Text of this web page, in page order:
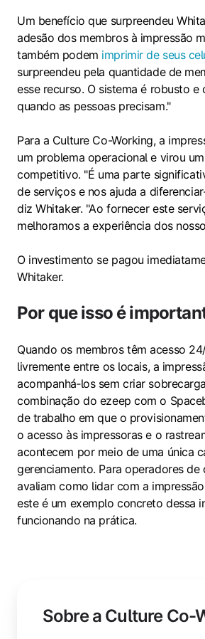
Um benefício que surpreendeu
adesão dos membros à impressão
também podem imprimir de seus
surpreendeu pela quantidade de
esse recurso. O sistema é robusto e
quando as pessoas precisam."
Para a Culture Co-Working, a
um problema operacional e virou
competitivo. "É uma parte
de serviços e nos ajuda a
diz Whitaker. "Ao fornecer este
melhoramos a experiência dos
O investimento se pagou
Whitaker.
Por que isso é
Quando os membros têm acesso
livremente entre os locais, a
acompanhá‑los sem criar
combinação do ezeep com o
de trabalho em que o
o acesso às impressoras e o
acontecem por meio de uma única
gerenciamento. Para operadores
avaliam como lidar com a
este é um exemplo concreto dessa
funcionando na prática.
Sobre a Culture Co-